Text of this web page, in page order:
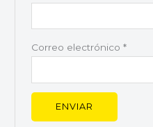
Correo electrónico *